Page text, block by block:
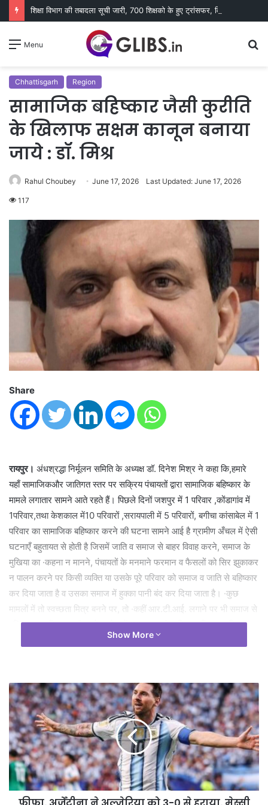
Menu
Chhattisgarh Region
सामाजिक बहिष्कार जैसी कुरीति
के खिलाफ सक्षम कानून बनाया
जाये : डॉ. मिश्र
Rahul Choubey June 17, 2026 Last Updated: June 17, 2026
117
Share
रायपुर। अंधश्रद्धा निर्मूलन समिति के अध्यक्ष डॉ. दिनेश मिश्र ने कहा कि,हमारे
यहाँ सामाजिकऔर जातिगत स्तर पर सक्रिय पंचायतों द्वारा सामाजिक बहिष्कार के
मामले लगातार सामने आते रहते हैं। पिछले दिनों जशपुर में 1 परिवार ,कोंडागांव में
1परिवार,तथा केशकाल में10 परिवारों ,सरायपाली में 5 परिवारों, बगीचा कांसाबेल में 1
परिवार का सामाजिक बहिष्कार करने की घटना सामने आई है ग्रामीण अँचल में ऐसी
घटनाएँ बहुतायत से होती है जिसमें जाति व समाज से बाहर विवाह करने, समाज के
मुखिया का ·कहना न मानने, पंचायतों के मनमाने फरमान व फैसलों को सिर झुकाकर
न पालन करने पर किसी व्यक्ति या उसके पूरे परिवार को समाज व जाति से बहिष्कार
कर दिया जाता है व उसका समाज में हुक्का पानी बंद कर दिया जाता है। ·कुछ
मामलों में तो स्वच्छता मित्र बनने पर, तो ·कहीं आर.टी.आई. लगाने पर भी समाज से
बहिष्कृत कर दिया गया है। पूरे प्रदेश में 30 हजार से अधिक व्यक्ति सामाजिक
बहिष्कार जैसी ·कुरीति के शिकार हैं। अंधश्रद्धा निर्मूलन समिति सामाजिक
को पत्र लिखकर आगामी विधानसभा सत्र में सामाजिक बहिष्कार के खिलाफ कानून
बनाने की मांग कर रही है। इसी परिप्रेक्ष्य में महाराष्ट्र विधानसभा में सभी सदस्यो ने
सामाजिक बहिष्कार प्रतिषेध अधिनियम के संबंध में महत्वपूर्ण कानून को बिना किसी
विरोध के सर्वसम्मति से11 अप्रैल 2016 को पारित कर दिया तथा 20 जून 2017
को माननीय राष्ट्रपति द्वारा मंजूरी मिलने के बाद 3 जुलाई 2017 से पूरे महाराष्ट्र
में लागू कर दिया गया ।इसी प्रकार हमारे प्रदेश में भी सामाजिक बहिष्कार प्रतिषेध
अधिनियम की महती आवश्यकता महसूस की जा रही है।
डॉ. मिश्र ने कहा कि सामाजिक· बहिष्कार होने से दंडित व्यक्ति व उसका परिवार गाँव
Show More